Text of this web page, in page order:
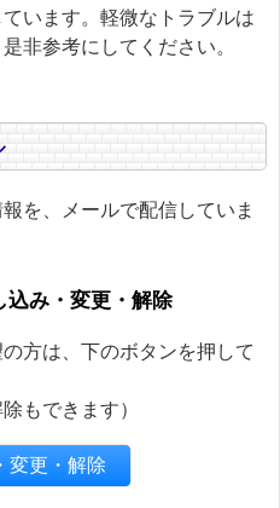
います。軽微なトラブルは
非参考にしてください。
を、メールで配信していま
込み・変更・解除
方は、下のボタンを押して
もできます）
変更・解除